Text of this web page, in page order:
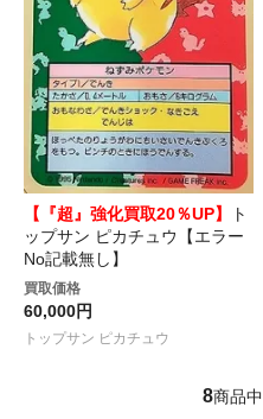
【『超』強化買取20％UP】
ト
ップサン ピカチュウ【エラー
No記載無し】
買取価格
60,000円
トップサン ピカチュウ
8商品中